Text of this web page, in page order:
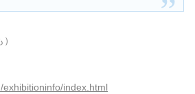
index.html